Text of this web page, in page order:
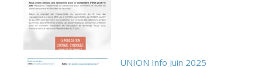
UNION Info juin 2025